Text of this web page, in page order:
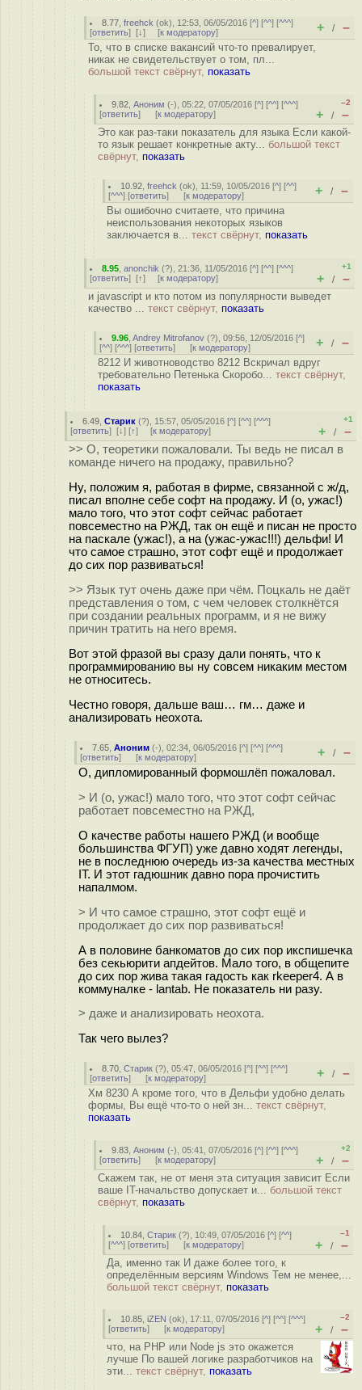
8.77 ,freehck (ok), 12:53, 06/05/2016 [^] [^^] [^^^]
[ответить] [↓] [к модератору] + / –
То, что в списке вакансий что-то превалирует,
никак не свидетельствует о том, пл...
большой текст свёрнут, показать
9.82 ,Аноним (-), 05:22, 07/05/2016 [^] [^^] [^^^]
[ответить] [к модератору]
–2
+ / –
Это как раз-таки показатель для языка Если какой-
то язык решает конкретные акту... большой текст
свёрнут, показать
10.92 ,freehck (ok), 11:59, 10/05/2016 [^] [^^]
[^^^] [ответить] [к модератору] + / –
Вы ошибочно считаете, что причина
неиспользования некоторых языков
заключается в... текст свёрнут, показать
8.95 ,anonchik (?), 21:36, 11/05/2016 [^] [^^] [^^^]
[ответить] [↑] [к модератору]
+1
+ / –
и javascript и кто потом из популярности выведет
качество ... текст свёрнут, показать
9.96 ,Andrey Mitrofanov (?), 09:56, 12/05/2016 [^]
[^^] [^^^] [ответить] [к модератору] + / –
8212 И животноводство 8212 Вскричал вдруг
требовательно Петенька Скоробо... текст свёрнут,
показать
6.49 ,Старик (?), 15:57, 05/05/2016 [^] [^^] [^^^]
[ответить] [↓] [↑] [к модератору]
+1
+ / –
>> О, теоретики пожаловали. Ты ведь не писал в
команде ничего на продажу, правильно?
Ну, положим я, работая в фирме, связанной с ж/д,
писал вполне себе софт на продажу. И (о, ужас!)
мало того, что этот софт сейчас работает
повсеместно на РЖД, так он ещё и писан не просто
на паскале (ужас!), а на (ужас-ужас!!!) дельфи! И
что самое страшно, этот софт ещё и продолжает
до сих пор развиваться!
>> Язык тут очень даже при чём. Поцкаль не даёт
представления о том, с чем человек столкнётся
при создании реальных программ, и я не вижу
причин тратить на него время.
Вот этой фразой вы сразу дали понять, что к
программированию вы ну совсем никаким местом
не относитесь.
Честно говоря, дальше ваш… гм… даже и
анализировать неохота.
7.65 ,Аноним (-), 02:34, 06/05/2016 [^] [^^] [^^^]
[ответить] [к модератору] + / –
О, дипломированный формошлёп пожаловал.
> И (о, ужас!) мало того, что этот софт сейчас
работает повсеместно на РЖД,
О качестве работы нашего РЖД (и вообще
большинства ФГУП) уже давно ходят легенды,
не в последнюю очередь из-за качества местных
IT. И этот гадюшник давно пора прочистить
напалмом.
> И что самое страшно, этот софт ещё и
продолжает до сих пор развиваться!
А в половине банкоматов до сих пор икспишечка
без секьюрити апдейтов. Мало того, в общепите
до сих пор жива такая гадость как rkeeper4. А в
коммуналке - lantab. Не показатель ни разу.
> даже и анализировать неохота.
Так чего вылез?
8.70 ,Старик (?), 05:47, 06/05/2016 [^] [^^] [^^^]
[ответить] [к модератору] + / –
Хм 8230 А кроме того, что в Дельфи удобно делать
формы, Вы ещё что-то о ней зн... текст свёрнут,
показать
9.83 ,Аноним (-), 05:41, 07/05/2016 [^] [^^] [^^^]
[ответить] [к модератору]
+2
+ / –
Скажем так, не от меня эта ситуация зависит Если
ваше IT-начальство допускает и... большой текст
свёрнут, показать
10.84 ,Старик (?), 10:49, 07/05/2016 [^] [^^]
[^^^] [ответить] [к модератору]
–1
+ / –
Да, именно так И даже более того, к
определённым версиям Windows Тем не менее,...
большой текст свёрнут, показать
10.85 ,iZEN (ok), 17:11, 07/05/2016 [^] [^^] [^^^]
[ответить] [к модератору]
–2
+ / –
что, на PHP или Node js это окажется
лучше По вашей логике разработчиков на
эти... текст свёрнут, показать